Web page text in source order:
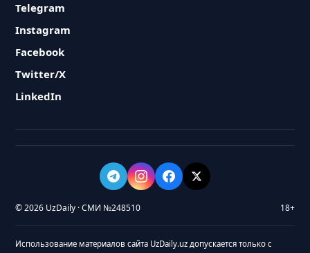
Telegram
Instagram
Facebook
Twitter/X
LinkedIn
© 2026 UzDaily · СМИ №248510 18+
Использование материалов сайта UzDaily.uz допускается только с